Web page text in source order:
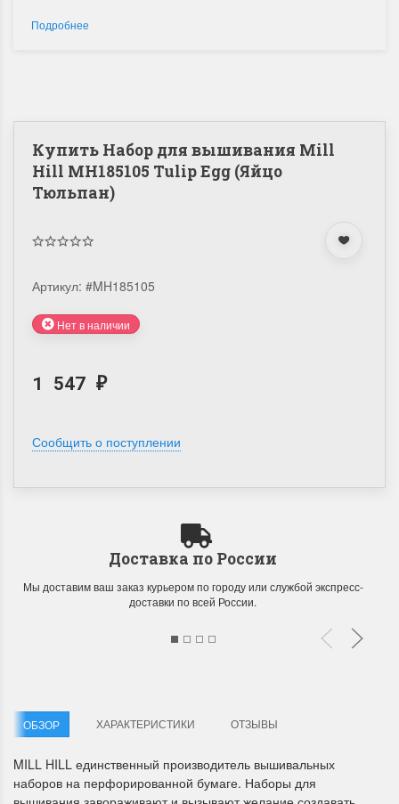
Летние Скидки
!! СКИДКА 20% ‼️ с 1 до 3 июня в
честь первого летнего дня
1 июня 2024 11:29
Раритеты Дим.
На сайте пополнение
Dimensions
Спешите купить...
Подробнее
Купить Набор для вышивания Mill
Hill MH185105 Tulip Egg (Яйцо
Тюльпан)
Артикул: #MH185105
Нет в наличии
1 547 ₽
Сообщить о поступлении
Доставка по России
Мы доставим ваш заказ курьером по городу или службой экспресс-
доставки по всей России.
ОБЗОР ХАРАКТЕРИСТИКИ ОТЗЫВЫ
MILL HILL единственный производитель вышивальных
наборов на перфорированной бумаге. Наборы для